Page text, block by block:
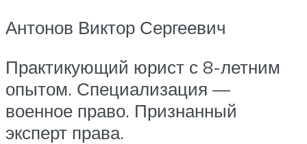
Антонов Виктор Сергеевич
Практикующий юрист с 8-летним
опытом. Специализация —
военное право. Признанный
эксперт права.